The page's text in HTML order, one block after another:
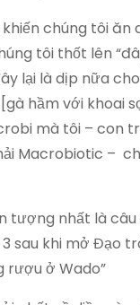
chúng tôi ăn
tôi thốt lên
lại là dịp nữa
hầm với khoai
mà tôi – con
Macrobiotic –
tượng nhất là
sau khi mở Đạo
rượu ở Wado”